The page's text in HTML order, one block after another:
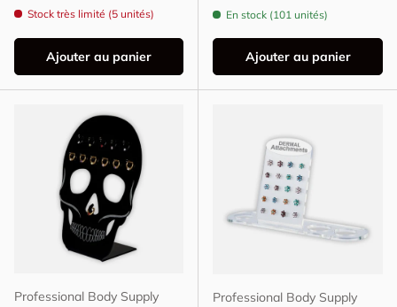
Stock très limité (5 unités)
Ajouter au panier
En stock (101 unités)
Ajouter au panier
Professional Body Supply Professional Body Supply